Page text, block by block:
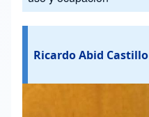
Ricardo Abid Castillo